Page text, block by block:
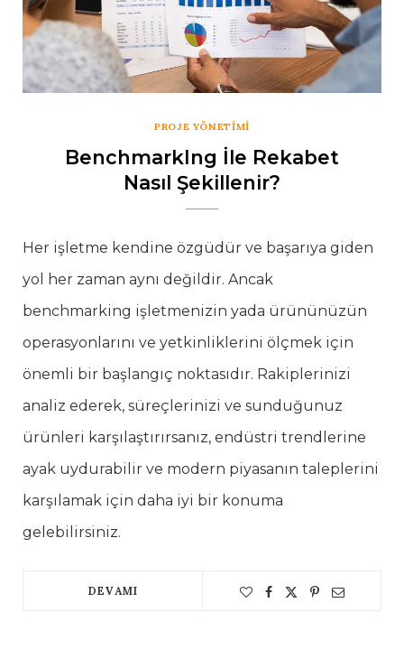
PROJE YÖNETIMI
BenchmarkIng İle Rekabet
Nasıl Şekillenir?
Her işletme kendine özgüdür ve başarıya giden
yol her zaman aynı değildir. Ancak
benchmarking işletmenizin yada ürününüzün
operasyonlarını ve yetkinliklerini ölçmek için
önemli bir başlangıç noktasıdır. Rakiplerinizi
analiz ederek, süreçlerinizi ve sunduğunuz
ürünleri karşılaştırırsanız, endüstri trendlerine
ayak uydurabilir ve modern piyasanın taleplerini
karşılamak için daha iyi bir konuma
gelebilirsiniz.
DEVAMI